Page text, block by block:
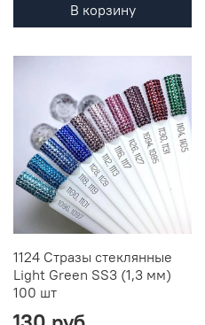
В корзину
1124 Стразы стеклянные
Light Green SS3 (1,3 мм)
100 шт